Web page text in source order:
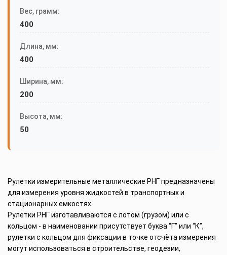
Вес, грамм:
400
Длина, мм:
400
Ширина, мм:
200
Высота, мм:
50
Рулетки измерительные металлические РНГ предназначены
для измерения уровня жидкостей в транспортных и
стационарных емкостях.
Рулетки РНГ изготавливаются с лотом (грузом) или с
кольцом - в наименовании присутствует буква “Г” или “К”,
рулетки с кольцом для фиксации в точке отсчёта измерения
могут использоваться в строительстве, геодезии,